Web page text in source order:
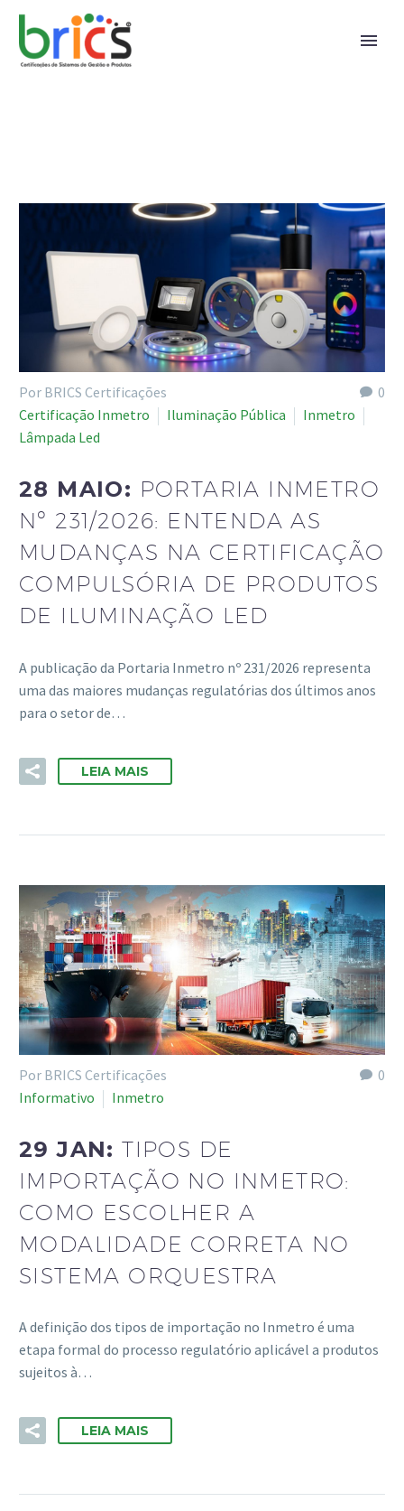
0
Por BRICS Certificações
Certificação Inmetro
Iluminação Pública
Inmetro
Lâmpada Led
28 MAIO: PORTARIA INMETRO
Nº 231/2026: ENTENDA AS
MUDANÇAS NA CERTIFICAÇÃO
COMPULSÓRIA DE PRODUTOS
DE ILUMINAÇÃO LED
A publicação da Portaria Inmetro nº 231/2026 representa
uma das maiores mudanças regulatórias dos últimos anos
para o setor de…
LEIA MAIS
0
Por BRICS Certificações
Informativo
Inmetro
29 JAN:TIPOS DE
IMPORTAÇÃO NO INMETRO:
COMO ESCOLHER A
MODALIDADE CORRETA NO
SISTEMA ORQUESTRA
A definição dos tipos de importação no Inmetro é uma
etapa formal do processo regulatório aplicável a produtos
sujeitos à…
LEIA MAIS